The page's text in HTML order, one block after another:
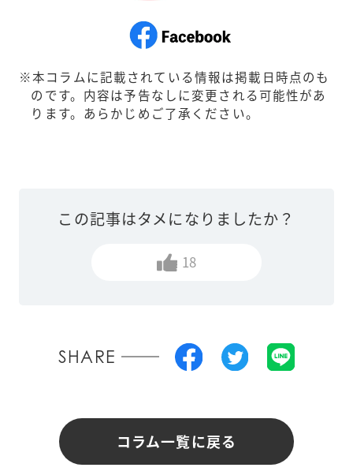
本コラムに記載されている情報は掲載日時点のも
のです。内容は予告なしに変更される可能性があ
ります。あらかじめご了承ください。
この記事はタメになりましたか？
18
SHARE
コラム一覧に戻る